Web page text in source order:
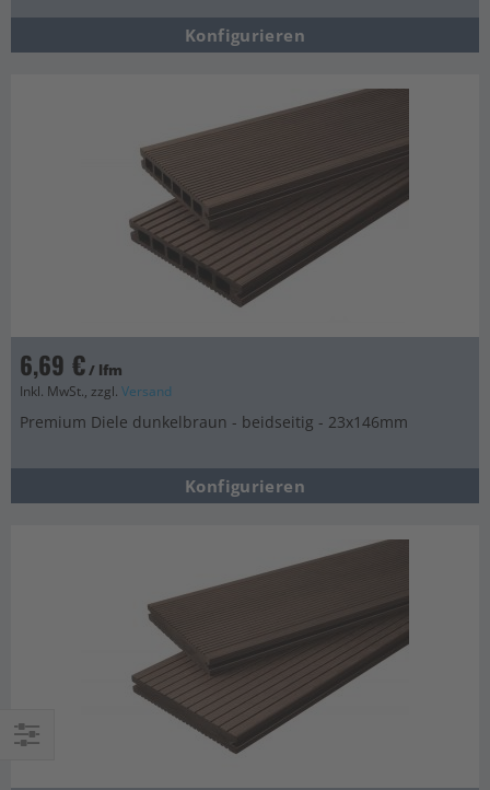
Konfigurieren
6,69 €/ lfm
Inkl. MwSt., zzgl. Versand
Premium Diele dunkelbraun - beidseitig - 23x146mm
Konfigurieren